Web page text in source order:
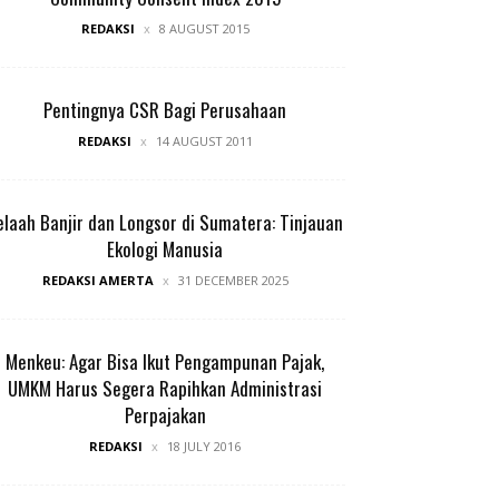
REDAKSI 8 AUGUST 2015
Pentingnya CSR Bagi Perusahaan
REDAKSI 14 AUGUST 2011
Banjir dan Longsor di Sumatera: Tinjauan
Ekologi Manusia
REDAKSI AMERTA 31 DECEMBER 2025
Menkeu: Agar Bisa Ikut Pengampunan Pajak,
UMKM Harus Segera Rapihkan Administrasi
Perpajakan
REDAKSI 18 JULY 2016